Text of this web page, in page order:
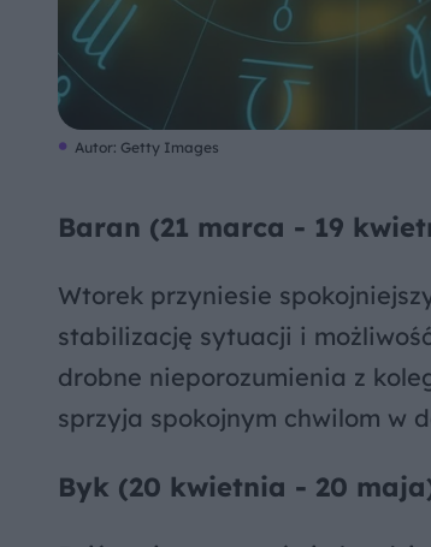
Autor: Getty Images
Baran (21 marca - 19
Wtorek przyniesie
stabilizację sytuacji i
drobne nieporozumienia z
sprzyja spokojnym chwilom w
Byk (20 kwietnia - 20